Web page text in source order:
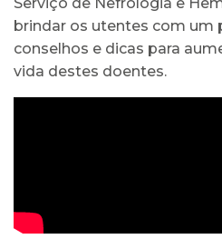
brindar os utentes com um
conselhos e dicas para
vida destes doentes.